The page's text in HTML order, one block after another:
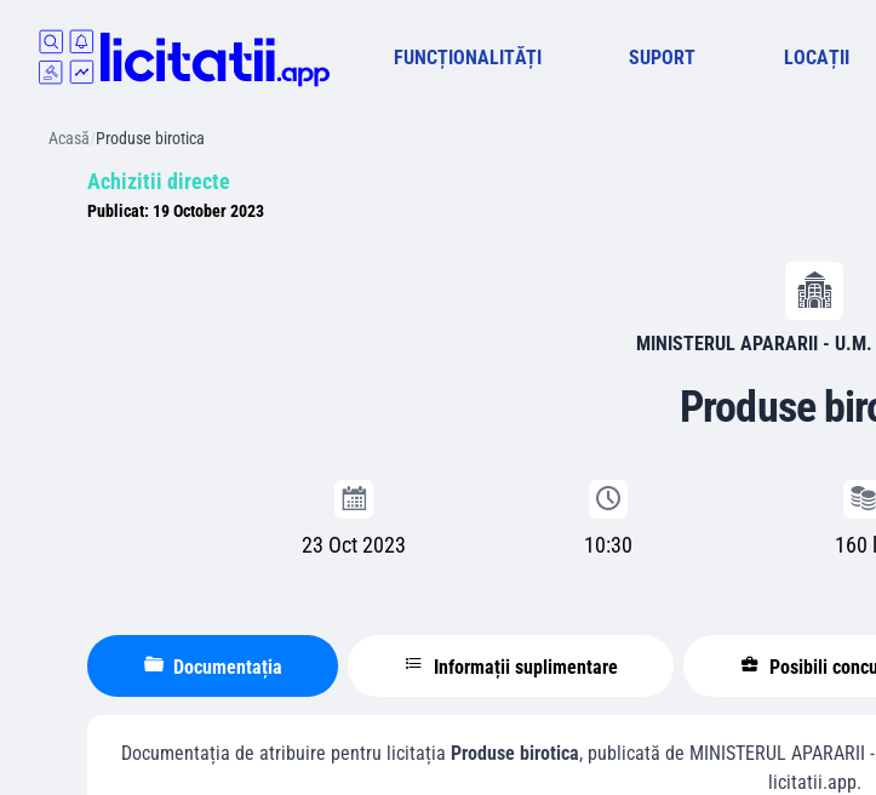
FUNCȚIONALITĂȚI SUPORT LOCAȚII
Acasă/Produse birotica
Achizitii directe
Publicat: 19 October 2023
MINISTERUL APARARII -
Produse
23 Oct 2023 10:30 160
Documentația Informații suplimentare Posibili
Documentația de atribuire pentru licitația Produse birotica, publicată de MINISTERUL APARARII
licitatii.app.